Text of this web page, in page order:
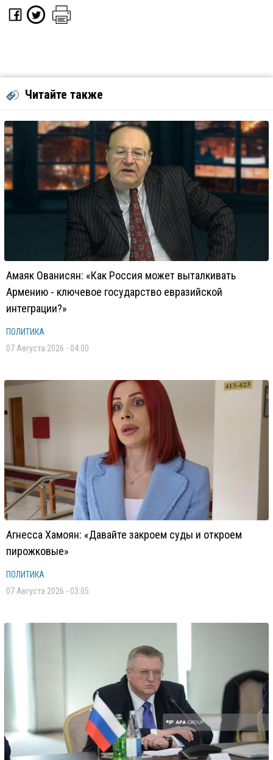
Читайте также
Амаяк Ованисян: «Как Россия может выталкивать
Армению - ключевое государство евразийской
интеграции?»
ПОЛИТИКА
07 Августа 2026 - 04:00
Агнесса Хамоян: «Давайте закроем суды и откроем
пирожковые»
ПОЛИТИКА
07 Августа 2026 - 03:05